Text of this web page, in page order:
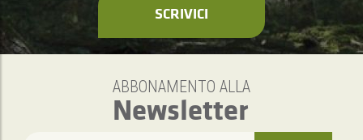
SCRIVICI
ABBONAMENTO ALLA
Newsletter